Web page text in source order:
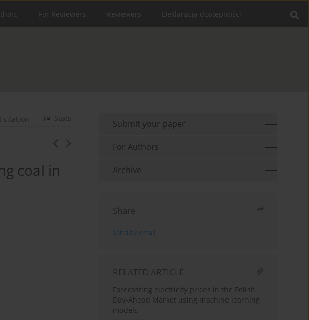
For Reviewers Reviewers Deklaracja dostępności
Stats
citation
coal in
Submit your paper
For Authors
Archive
Share
Send by email
RELATED ARTICLE
Forecasting electricity prices in the Polish
Day-Ahead Market using machine learning
models